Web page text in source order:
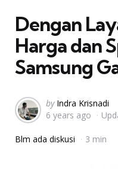
Dengan
Harga dan
Samsung
Posted
by
by Indra Krisnadi
6 years ago
Blm ada diskusi 3 min